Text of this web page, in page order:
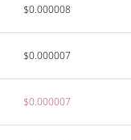
$0.000008
$0.000007
$0.000007